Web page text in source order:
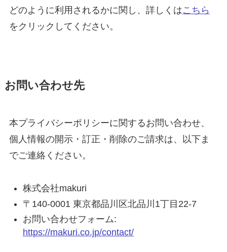
どのように利用されるかに関し、詳しくはこちら
をクリックしてください。
お問い合わせ先
本プライバシーポリシーに関するお問い合わせ、
個人情報の開示・訂正・削除のご請求は、以下ま
でご連絡ください。
株式会社makuri
〒140-0001 東京都品川区北品川1丁目22-7
お問い合わせフォーム:
https://makuri.co.jp/contact/